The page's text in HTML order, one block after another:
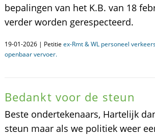
bepalingen van het K.B. van 18
verder worden gerespecteerd.
19-01-2026 | Petitie ex-Rmt & WL personeel
openbaar vervoer.
Bedankt voor de steun
Beste ondertekenaars, Hartelijk
steun maar als we politiek weer